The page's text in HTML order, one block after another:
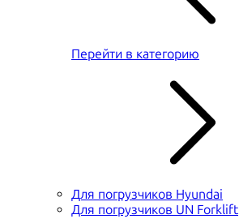
Перейти в категорию
Для погрузчиков Hyundai
Для погрузчиков UN Forklift